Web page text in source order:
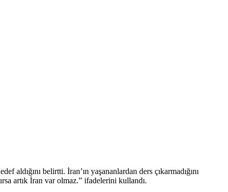
aldığını belirtti. İran’ın yaşananlardan ders çıkarmadığını
artık İran var olmaz.” ifadelerini kullandı.